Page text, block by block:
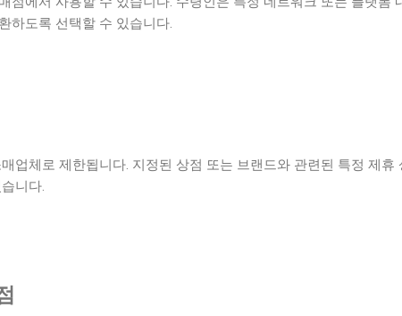
하도록 선택할 수 있습니다.
업체로 제한됩니다. 지정된 상점 또는 브랜드와 관련된 특정 제휴
니다.